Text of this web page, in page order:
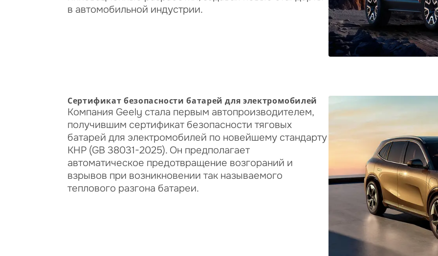
в автомобильной индустрии.
Сертификат безопасности батарей для электромобилей
Компания Geely стала первым автопроизводителем,
получившим сертификат безопасности тяговых
батарей для электромобилей по новейшему стандарту
КНР (GB 38031-2025). Он предполагает
автоматическое предотвращение возгораний и
взрывов при возникновении так называемого
теплового разгона батареи.